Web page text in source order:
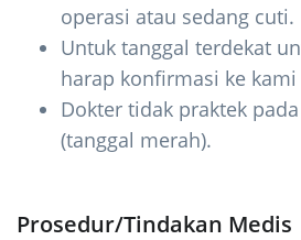
operasi atau sedang cuti.
Untuk tanggal terdekat
harap konfirmasi ke kami
Dokter tidak praktek
(tanggal merah).
Prosedur/Tindakan Medis